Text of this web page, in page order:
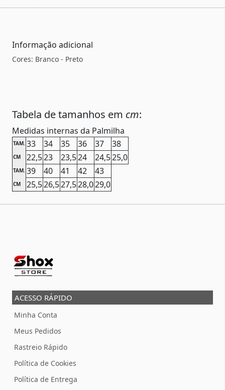
Informação adicional
Cores: Branco - Preto
Tabela de tamanhos em cm:
Medidas internas da Palmilha
TAM. 33 34 35 36 37 38
CM 22,523 23,524 24,525,0
TAM. 39 40 41 42 43
CM 25,526,527,528,029,0
ACESSO RÁPIDO
Minha Conta
Meus Pedidos
Rastreio Rápido
Política de Cookies
Política de Entrega